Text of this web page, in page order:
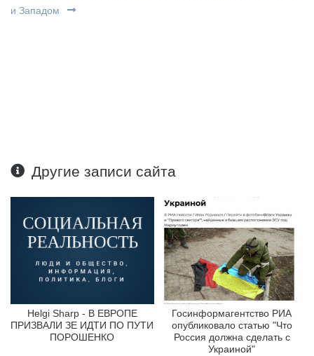
и Западом
Другие записи сайта
Helgi Sharp - В ЕВРОПЕ
ПРИЗВАЛИ ЗЕ ИДТИ ПО ПУТИ
ПОРОШЕНКО
Госинформагентство РИА
опубликовало статью "Что
Россия должна сделать с
Украиной"